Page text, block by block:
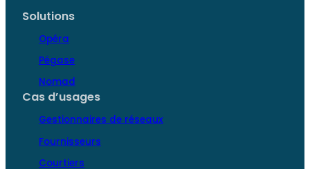
Solutions
Opéra
Pégase
Nomad
Cas d’usages
Gestionnaires de réseaux
Fournisseurs
Courtiers